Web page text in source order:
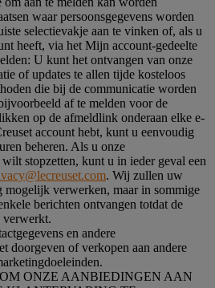
waar persoonsgegevens worden
selectievakje aan te vinken of, als u
heeft, via het Mijn account-gedeelte
: U kunt het ontvangen van onze
of updates te allen tijde kosteloos
die bij de communicatie worden
af te melden voor de
op de afmeldlink onderaan elke e-
account hebt, kunt u eenvoudig
beheren. Als u onze
stopzetten, kunt u in ieder geval een
. Wij zullen uw
mogelijk verwerken, maar in sommige
berichten ontvangen totdat de
en andere
doorgeven of verkopen aan andere
ONZE AANBIEDINGEN AAN